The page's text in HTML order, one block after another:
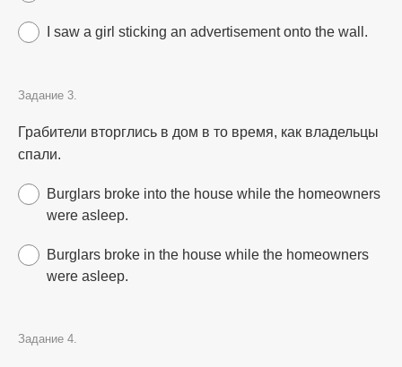
I saw a girl sticking an advertisement onto the wall.
Задание 3.
Грабители вторглись в дом в то время, как владельцы
спали.
Burglars broke into the house while the homeowners
were asleep.
Burglars broke in the house while the homeowners
were asleep.
Задание 4.